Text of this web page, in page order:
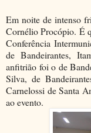
Em noite de intenso
Cornélio Procópio. É
Conferência
de Bandeirantes,
anfitrião foi o de
Silva, de
Carnelossi de Santa
ao evento.